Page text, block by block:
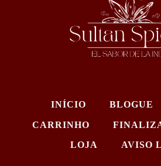
INÍCIO BLOGUE
CARRINHO
LOJA AVISO